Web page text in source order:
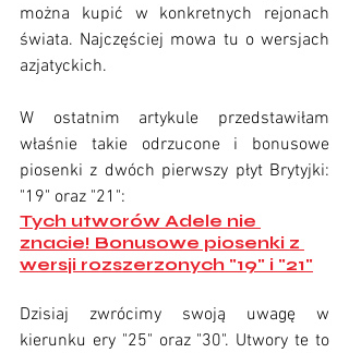
można kupić w konkretnych rejonach
świata. Najczęściej mowa tu o wersjach
azjatyckich.
W ostatnim artykule przedstawiłam
właśnie takie odrzucone i bonusowe
piosenki z dwóch pierwszy płyt Brytyjki:
"19" oraz "21":
Tych utworów Adele nie
znacie! Bonusowe piosenki z
wersji rozszerzonych "19" i "21"
Dzisiaj zwrócimy swoją uwagę w
kierunku ery "25" oraz "30". Utwory te to